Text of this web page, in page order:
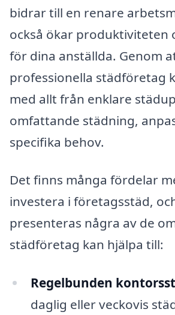
bidrar till en renare
också ökar produktiviteten
för dina anställda. Genom
professionella städföretag
med allt från enklare
omfattande städning,
specifika behov.
Det finns många fördelar
investera i företagsstäd,
presenteras några av de
städföretag kan hjälpa till:
Regelbunden
daglig eller veckovis